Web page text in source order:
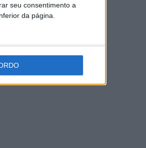
seu consentimento a
da página.